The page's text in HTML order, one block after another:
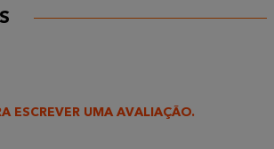
ESCREVER UMA AVALIAÇÃO.